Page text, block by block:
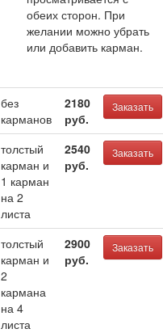
обеих сторон. При
желании можно убрать
или добавить карман.
без
карманов
2180
руб.
Заказать
толстый
карман и
1 карман
на 2
листа
2540
руб.
Заказать
толстый
карман и
2
кармана
на 4
листа
2900
руб.
Заказать